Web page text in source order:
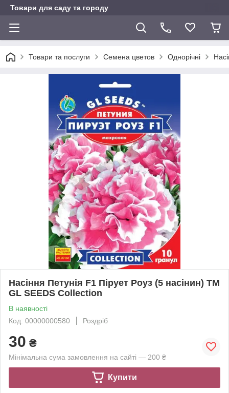
Товари для саду та городу
Товари та послуги Семена цветов Однорічні
Насіння Петунія F1 Пірует Роуз (5 насінин) ТМ
GL SEEDS Collection
В наявності
Код: 00000000580
Роздріб
30 ₴
Мінімальна сума замовлення на сайті — 200 ₴
Купити